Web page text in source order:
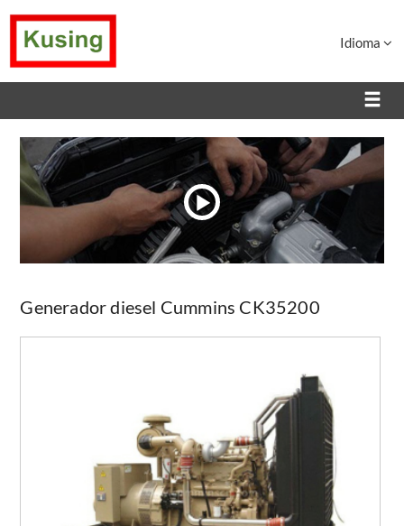
Idioma
Generador diesel Cummins CK35200